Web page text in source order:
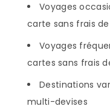
Voyages
carte sans frais
Voyages
cartes sans frais
Destinations
multi-devises